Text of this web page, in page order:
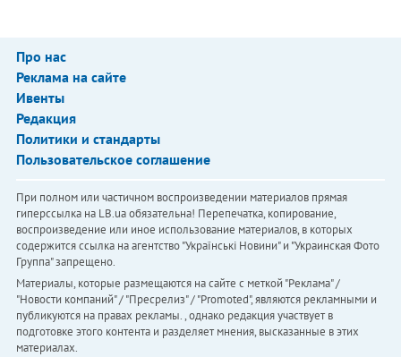
Про нас
Реклама на сайте
Ивенты
Редакция
Политики и стандарты
Пользовательское соглашение
При полном или частичном воспроизведении материалов прямая
гиперссылка на LB.ua обязательна! Перепечатка, копирование,
воспроизведение или иное использование материалов, в которых
содержится ссылка на агентство "Українськi Новини" и "Украинская Фото
Группа" запрещено.
Материалы, которые размещаются на сайте с меткой "Реклама" /
"Новости компаний" / "Пресрелиз" / "Promoted", являются рекламными и
публикуются на правах рекламы. , однако редакция участвует в
подготовке этого контента и разделяет мнения, высказанные в этих
материалах.